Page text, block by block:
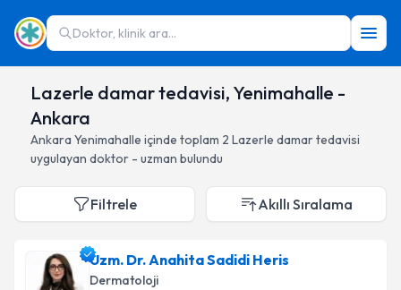
Doktor, klinik ara...
Lazerle damar tedavisi, Yenimahalle -
Ankara
Ankara Yenimahalle içinde toplam 2 Lazerle damar tedavisi
uygulayan doktor - uzman bulundu
Filtrele Akıllı Sıralama
Uzm. Dr. Anahita Sadidi Heris
Dermatoloji